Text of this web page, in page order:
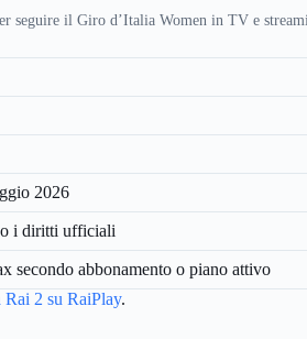
seguire il Giro d’Italia Women in TV e
2026
i diritti ufficiali
secondo abbonamento o piano attivo
Rai 2 su RaiPlay.